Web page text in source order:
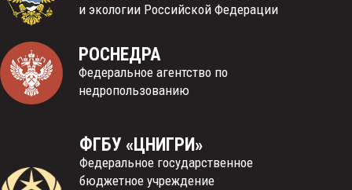
и экологии Российской Федерации
РОСНЕДРА
Федеральное агентство по
недропользованию
ФГБУ «ЦНИГРИ»
Федеральное государственное
бюджетное учреждение